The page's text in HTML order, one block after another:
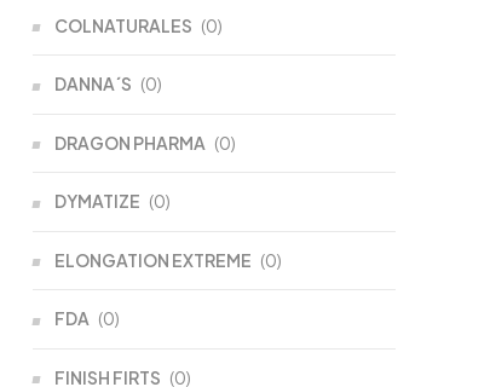
COLNATURALES (0)
DANNA´S (0)
DRAGON PHARMA (0)
DYMATIZE (0)
ELONGATION EXTREME (0)
FDA (0)
FINISH FIRTS (0)